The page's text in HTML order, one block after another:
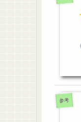
参考